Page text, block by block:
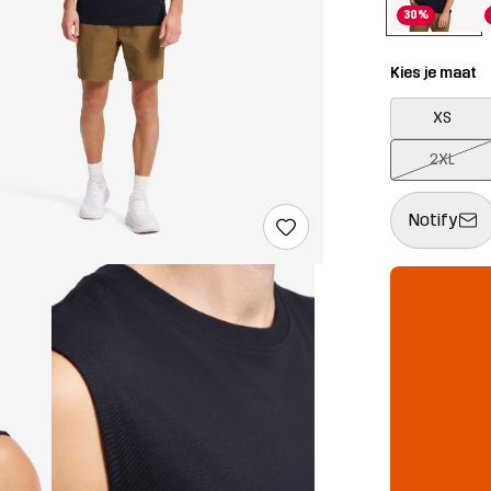
30%
Kies je maat
XS
2XL
Notify
Deze knop
{{size}} niet